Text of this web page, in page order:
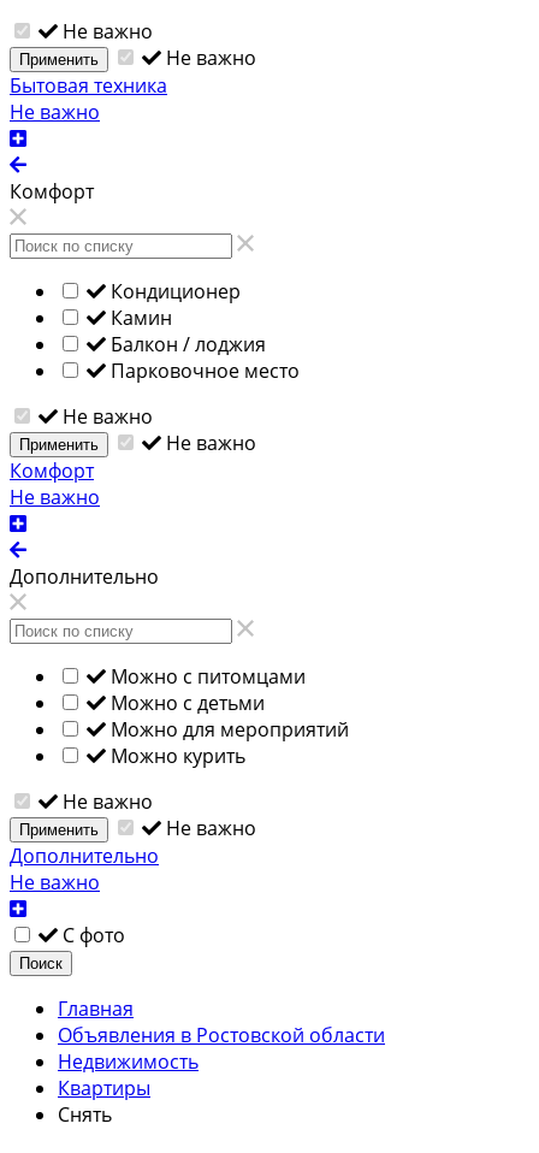
Не важно
Применить
Не важно
Бытовая техника
Не важно
Комфорт
Кондиционер
Камин
Балкон / лоджия
Парковочное место
Не важно
Применить
Не важно
Комфорт
Не важно
Дополнительно
Можно с питомцами
Можно с детьми
Можно для мероприятий
Можно курить
Не важно
Применить
Не важно
Дополнительно
Не важно
С фото
Поиск
Главная
Объявления в Ростовской области
Недвижимость
Квартиры
Снять